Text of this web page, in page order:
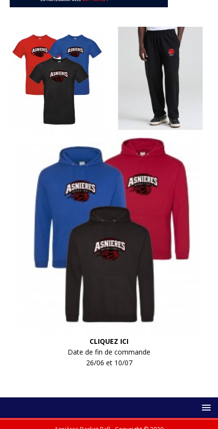
CLIQUEZ ICI
Date de fin de commande
26/06 et 10/07